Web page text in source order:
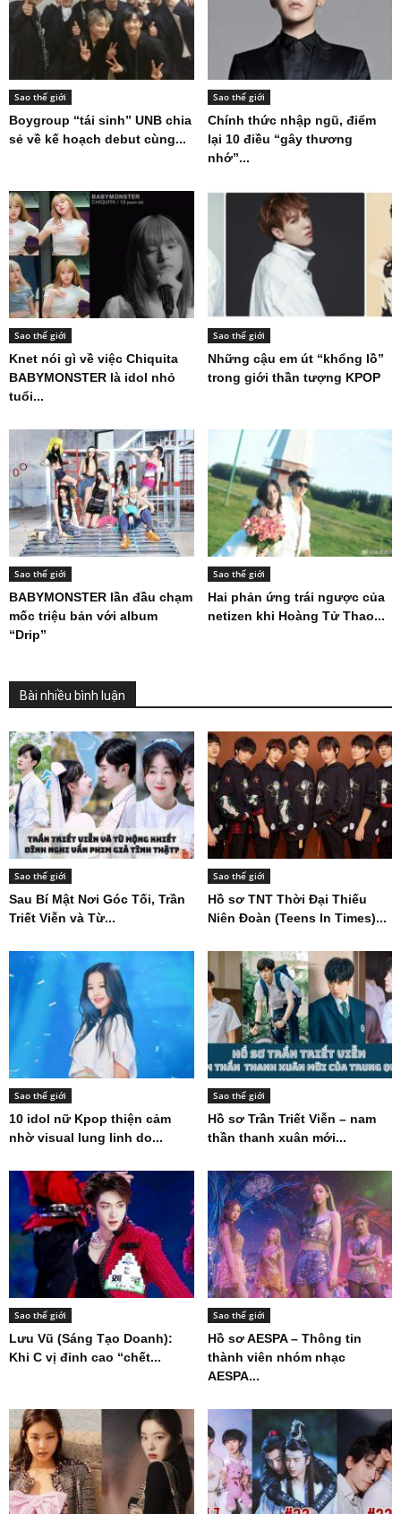
Sao thế giới
Boygroup “tái sinh” UNB chia
sẻ về kế hoạch debut cùng...
Sao thế giới
Chính thức nhập ngũ, điểm
lại 10 điều “gây thương
nhớ”...
Sao thế giới
Knet nói gì về việc Chiquita
BABYMONSTER là idol nhỏ
tuổi...
Sao thế giới
Những cậu em út “khổng lồ”
trong giới thần tượng KPOP
Sao thế giới
BABYMONSTER lần đầu chạm
mốc triệu bản với album
“Drip”
Sao thế giới
Hai phản ứng trái ngược của
netizen khi Hoàng Tử Thao...
Bài nhiều bình luận
Sao thế giới
Sau Bí Mật Nơi Góc Tối, Trần
Triết Viễn và Từ...
Sao thế giới
Hồ sơ TNT Thời Đại Thiếu
Niên Đoàn (Teens In Times)...
Sao thế giới
10 idol nữ Kpop thiện cảm
nhờ visual lung linh do...
Sao thế giới
Hồ sơ Trần Triết Viễn – nam
thần thanh xuân mới...
Sao thế giới
Lưu Vũ (Sáng Tạo Doanh):
Khi C vị đỉnh cao “chết...
Sao thế giới
Hồ sơ AESPA – Thông tin
thành viên nhóm nhạc
AESPA...